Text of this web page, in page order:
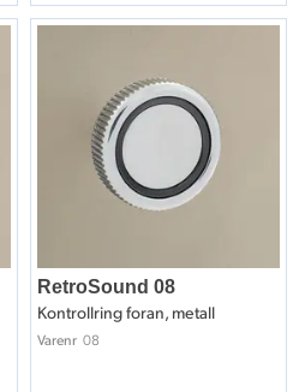
RetroSound 08
Kontrollring foran, metall
Varenr 08